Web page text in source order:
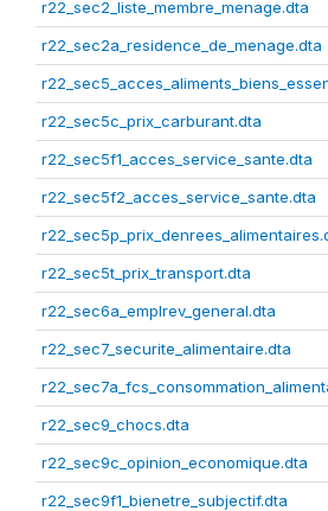
r22_sec2_liste_membre_menage.dta
r22_sec2a_residence_de_menage.dta
r22_sec5c_prix_carburant.dta
r22_sec5f1_acces_service_sante.dta
r22_sec5f2_acces_service_sante.dta
r22_sec5t_prix_transport.dta
r22_sec6a_emplrev_general.dta
r22_sec7_securite_alimentaire.dta
r22_sec9_chocs.dta
r22_sec9c_opinion_economique.dta
r22_sec9f1_bienetre_subjectif.dta